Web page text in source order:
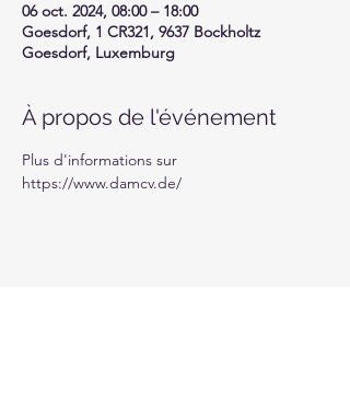
06 oct. 2024, 08:00 – 18:00
Goesdorf, 1 CR321, 9637 Bockholtz
Goesdorf, Luxemburg
À propos de l'événement
Plus d'informations sur
https://www.damcv.de/